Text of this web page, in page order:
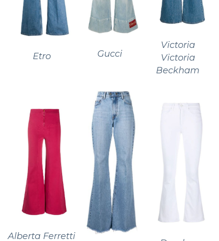
Etro Gucci
Victoria
Victoria
Beckham
Alberta Ferretti